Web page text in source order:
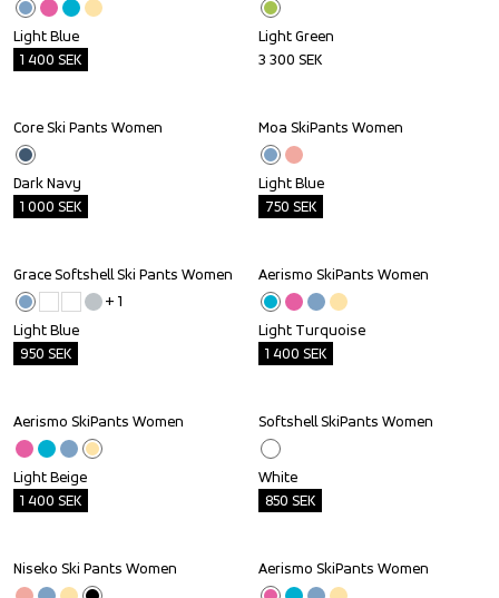
Light Blue
1 400 SEK
Light Green
3 300 SEK
Outlet
Core Ski Pants Women
Dark Navy
1 000 SEK
Outlet
Moa SkiPants Women
Light Blue
750 SEK
Outlet
Grace Softshell Ski Pants Women
+ 1
Light Blue
950 SEK
Outlet
Aerismo SkiPants Women
Light Turquoise
1 400 SEK
Outlet
Aerismo SkiPants Women
Light Beige
1 400 SEK
Outlet
Softshell SkiPants Women
White
850 SEK
Niseko Ski Pants Women Outlet
Aerismo SkiPants Women